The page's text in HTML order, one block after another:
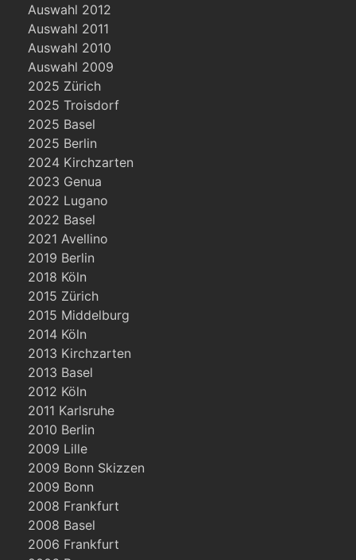
Auswahl 2012
Auswahl 2011
Auswahl 2010
Auswahl 2009
2025 Zürich
2025 Troisdorf
2025 Basel
2025 Berlin
2024 Kirchzarten
2023 Genua
2022 Lugano
2022 Basel
2021 Avellino
2019 Berlin
2018 Köln
2015 Zürich
2015 Middelburg
2014 Köln
2013 Kirchzarten
2013 Basel
2012 Köln
2011 Karlsruhe
2010 Berlin
2009 Lille
2009 Bonn Skizzen
2009 Bonn
2008 Frankfurt
2008 Basel
2006 Frankfurt